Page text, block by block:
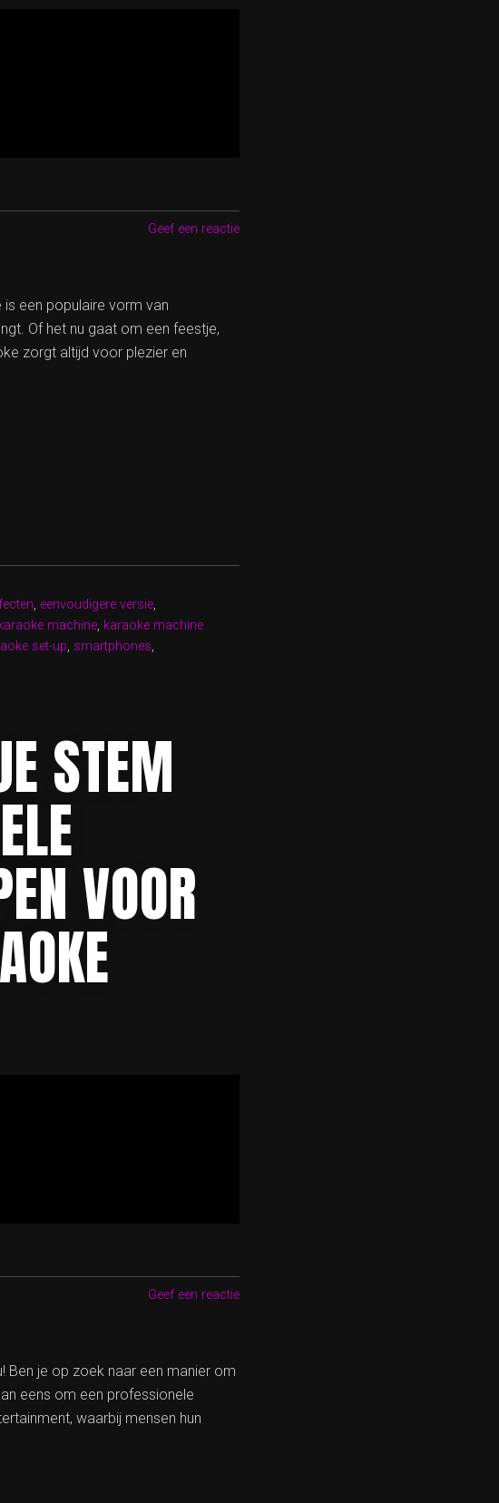
Geef een reactie
een populaire vorm van
Of het nu gaat om een feestje,
zorgt altijd voor plezier en
, eenvoudigere versie,
machine, karaoke machine
set-up, smartphones,
STEM
VOOR
Geef een reactie
Ben je op zoek naar een manier om
eens om een professionele
waarbij mensen hun